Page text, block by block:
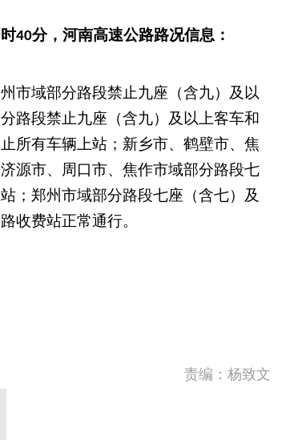
时40分， 河南高速公路路况信息：
市域部分路段禁止九座（含九）及以
路段禁止九座（含九）及以上客车和
所有车辆上站；新乡市、鹤壁市、焦
源市、周口市、焦作市域部分路段七
；郑州市域部分路段七座（含七）及
收费站正常通行。
责编：杨致文